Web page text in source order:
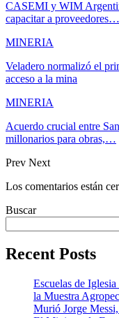
CASEMI y WIM
capacitar a proveedores…
MINERIA
Veladero normalizó el
acceso a la mina
MINERIA
Acuerdo crucial entre
millonarios para obras,…
Prev Next
Los comentarios están
Buscar
Recent Posts
Escuelas de
la Muestra
Murió Jorge